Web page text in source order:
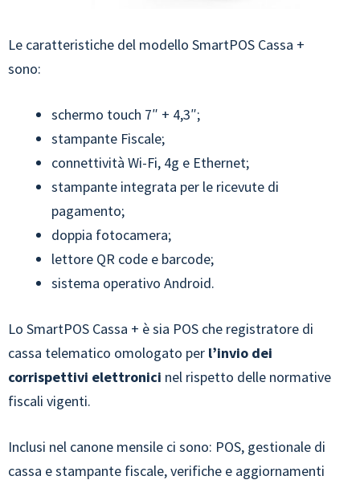
Le caratteristiche del modello SmartPOS Cassa +
sono:
schermo touch 7″ + 4,3″;
stampante Fiscale;
connettività Wi-Fi, 4g e Ethernet;
stampante integrata per le ricevute di
pagamento;
doppia fotocamera;
lettore QR code e barcode;
sistema operativo Android.
Lo SmartPOS Cassa + è sia POS che registratore di
cassa telematico omologato per l’invio dei
corrispettivi elettronici nel rispetto delle normative
fiscali vigenti.
Inclusi nel canone mensile ci sono: POS, gestionale di
cassa e stampante fiscale, verifiche e aggiornamenti